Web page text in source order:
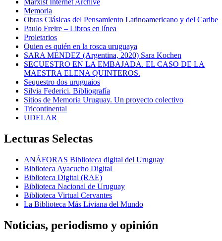
Marxist Internet Archive
Memoria
Obras Clásicas del Pensamiento Latinoamericano y del Caribe
Paulo Freire – Libros en línea
Proletarios
Quien es quién en la rosca uruguaya
SARA MENDEZ (Argentina, 2020) Sara Kochen
SECUESTRO EN LA EMBAJADA. EL CASO DE LA
MAESTRA ELENA QUINTEROS.
Sequestro dos uruguaios
Silvia Federici. Bibliografía
Sitios de Memoria Uruguay. Un proyecto colectivo
Tricontinental
UDELAR
Lecturas Selectas
ANÁFORAS Biblioteca digital del Uruguay
Biblioteca Ayacucho Digital
Biblioteca Digital (RAE)
Biblioteca Nacional de Uruguay
Biblioteca Virtual Cervantes
La Biblioteca Más Liviana del Mundo
Noticias, periodismo y opinión